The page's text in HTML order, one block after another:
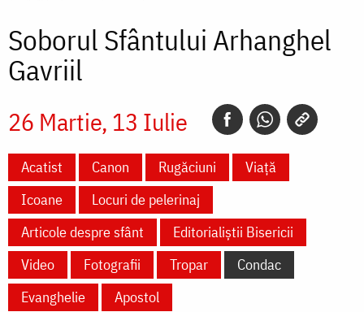
Soborul Sfântului Arhanghel
Gavriil
26 Martie 13 Iulie
Acatist Canon Rugăciuni
Viață
Icoane
Locuri de pelerinaj
Articole despre sfânt
Editorialiștii Bisericii
Video
Fotografii Tropar
Condac
Evanghelie
Apostol